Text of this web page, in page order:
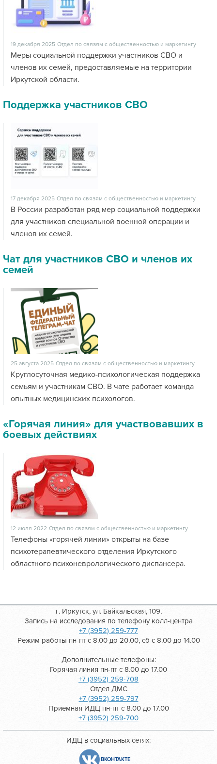
19 декабря 2025 Отдел по связям с общественностью и маркетингу
Меры социальной поддержки участников СВО и
членов их семей, предоставляемые на территории
Иркутской области.
Поддержка участников СВО
17 декабря 2025 Отдел по связям с общественностью и маркетингу
В России разработан ряд мер социальной поддержки
для участников специальной военной операции и
членов их семей.
Чат для участников СВО и членов их
семей
25 августа 2025 Отдел по связям с общественностью и маркетингу
Круглосуточная медико-психологическая поддержка
семьям и участникам СВО. В чате работает команда
опытных медицинских психологов.
«Горячая линия» для участвовавших в
боевых действиях
12 июля 2022 Отдел по связям с общественностью и маркетингу
Телефоны «горячей линии» открыты на базе
психотерапевтического отделения Иркутского
областного психоневрологического диспансера.
г. Иркутск, ул. Байкальская, 109,
Запись на исследования по телефону колл-центра
+7 (3952) 259-777
Режим работы пн-пт с 8.00 до 20.00, сб с 8.00 до 14.00
Дополнительные телефоны:
Горячая линия пн-пт с 8.00 до 17.00
+7 (3952) 259-708
Отдел ДМС
+7 (3952) 259-797
Приемная ИДЦ пн-пт с 8.00 до 17.00
+7 (3952) 259-700
ИДЦ в социальных сетях:
ВКОНТАКТЕ